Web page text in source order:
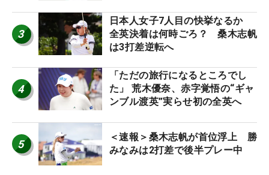
3
日本人女子7人目の快挙なるか
全英決着は何時ごろ？ 桑木志帆
は3打差逆転へ
4
「ただの旅行になるところでし
た」 荒木優奈、赤字覚悟の“ギャ
ンブル渡英”実らせ初の全英へ
5
＜速報＞桑木志帆が首位浮上 勝
みなみは2打差で後半プレー中